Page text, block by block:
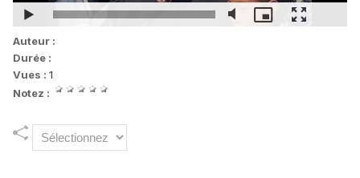
Auteur :
Durée :
Vues : 1
Notez :